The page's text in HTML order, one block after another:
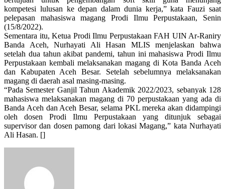
kompetesi lulusan ke depan dalam dunia kerja,” kata Fauzi saat
pelepasan mahasiswa magang Prodi Ilmu Perpustakaan, Senin
(15/8/2022).
Sementara itu, Ketua Prodi Ilmu Perpustakaan FAH UIN Ar-Raniry
Banda Aceh, Nurhayati Ali Hasan MLIS menjelaskan bahwa
setelah dua tahun akibat pandemi, tahun ini mahasiswa Prodi Ilmu
Perpustakaan kembali melaksanakan magang di Kota Banda Aceh
dan Kabupaten Aceh Besar. Setelah sebelumnya melaksanakan
magang di daerah asal masing-masing.
“Pada Semester Ganjil Tahun Akademik 2022/2023, sebanyak 128
mahasiswa melaksanakan magang di 70 perpustakaan yang ada di
Banda Aceh dan Aceh Besar, selama PKL mereka akan didampingi
oleh dosen Prodi Ilmu Perpustakaan yang ditunjuk sebagai
supervisor dan dosen pamong dari lokasi Magang,” kata Nurhayati
Ali Hasan. []